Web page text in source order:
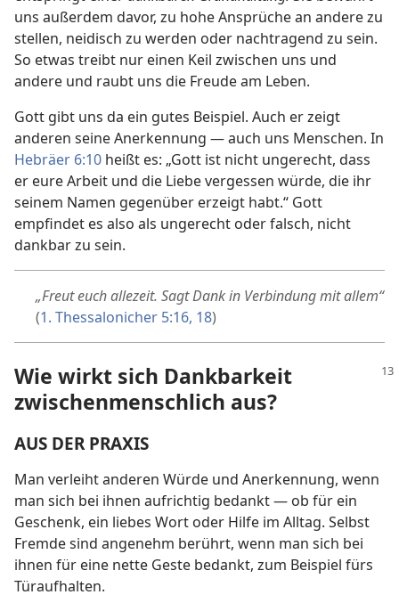
uns außerdem davor, zu hohe Ansprüche an andere zu
stellen, neidisch zu werden oder nachtragend zu sein.
So etwas treibt nur einen Keil zwischen uns und
andere und raubt uns die Freude am Leben.
Gott gibt uns da ein gutes Beispiel. Auch er zeigt
anderen seine Anerkennung — auch uns Menschen. In
Hebräer 6:10 heißt es: „Gott ist nicht ungerecht, dass
er eure Arbeit und die Liebe vergessen würde, die ihr
seinem Namen gegenüber erzeigt habt.“ Gott
empfindet es also als ungerecht oder falsch, nicht
dankbar zu sein.
„Freut euch allezeit. Sagt Dank in Verbindung mit allem“
(1. Thessalonicher 5:16, 18)
Wie wirkt sich Dankbarkeit
zwischenmenschlich aus?
AUS DER PRAXIS
Man verleiht anderen Würde und Anerkennung, wenn
man sich bei ihnen aufrichtig bedankt — ob für ein
Geschenk, ein liebes Wort oder Hilfe im Alltag. Selbst
Fremde sind angenehm berührt, wenn man sich bei
ihnen für eine nette Geste bedankt, zum Beispiel fürs
Türaufhalten.